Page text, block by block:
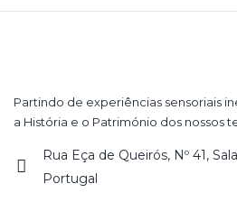
Partindo de experiências sensoriais
a História e o Património dos nossos
Rua Eça de Queirós, Nº 41,
Portugal